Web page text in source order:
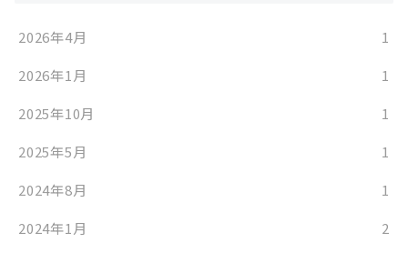
2026年4月
1
2026年1月
1
2025年10月
1
2025年5月
1
2024年8月
1
2024年1月
2